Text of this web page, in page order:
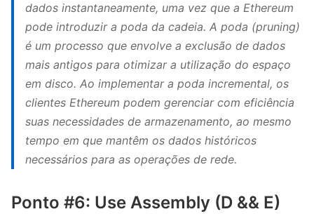
dados instantaneamente, uma vez que a Ethereum
pode introduzir a poda da cadeia. A poda (pruning)
é um processo que envolve a exclusão de dados
mais antigos para otimizar a utilização do espaço
em disco. Ao implementar a poda incremental, os
clientes Ethereum podem gerenciar com eficiência
suas necessidades de armazenamento, ao mesmo
tempo em que mantêm os dados históricos
necessários para as operações de rede.
Ponto #6: Use Assembly (D && E)